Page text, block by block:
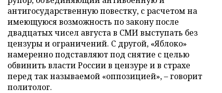
антигосударственную повестку, с расчетом на
имеющуюся возможность по закону после
двадцатых чисел августа в СМИ выступать без
цензуры и ограничений. С другой, «Яблоко»
намеренно подставляют под снятие с целью
обвинить власти России в цензуре и в страхе
перед так называемой «оппозицией», – говорит
политолог.